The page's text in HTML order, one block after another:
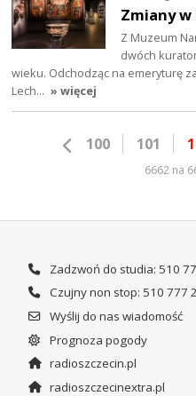
Zmiany
Z Muzeum
dwóch
wieku. Odchodząc na emeryturę
Lech… » więcej
100 101
6662 na
Zadzwoń do studia: 510
Czujny non stop: 510 777
Wyślij do nas wiadomość
Prognoza pogody
radioszczecin.pl
radioszczecinextra.pl